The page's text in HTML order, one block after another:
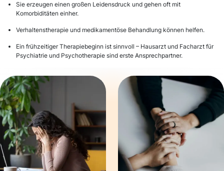
Sie erzeugen einen großen Leidensdruck und gehen oft mit
Komorbiditäten einher.
Verhaltenstherapie und medikamentöse Behandlung können helfen.
Ein frühzeitiger Therapiebeginn ist sinnvoll – Hausarzt und Facharzt für
Psychiatrie und Psychotherapie sind erste Ansprechpartner.